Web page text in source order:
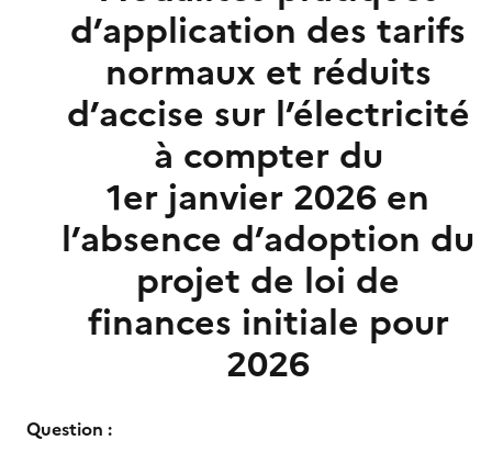
d’application des tarifs
normaux et réduits
d’accise sur l’électricité
à compter du
1er janvier 2026 en
l’absence d’adoption du
projet de loi de
finances initiale pour
2026
Question :